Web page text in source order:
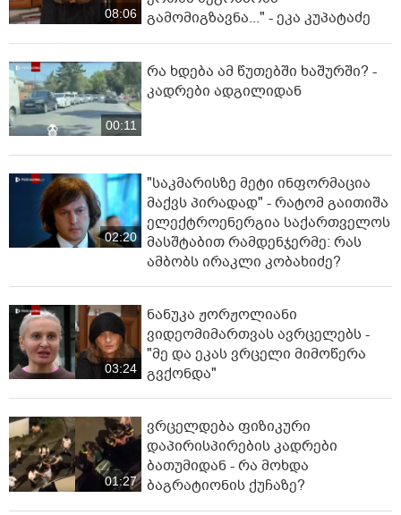
08:06
გამომიგზავნა..." - ეკა კუპატაძე
00:11
რა ხდება ამ წუთებში ხაშურში? -
კადრები ადგილიდან
02:20
"საკმარისზე მეტი ინფორმაცია
მაქვს პირადად" - რატომ გაითიშა
ელექტროენერგია საქართველოს
მასშტაბით რამდენჯერმე: რას
ამბობს ირაკლი კობახიძე?
03:24
ნანუკა ჟორჟოლიანი
ვიდეომიმართვას ავრცელებს -
"მე და ეკას ვრცელი მიმოწერა
გვქონდა"
01:27
ვრცელდება ფიზიკური
დაპირისპირების კადრები
ბათუმიდან - რა მოხდა
ბაგრატიონის ქუჩაზე?